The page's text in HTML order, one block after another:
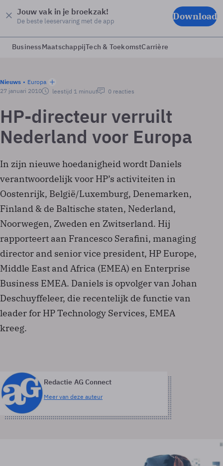
Jouw vak in je broekzak!
De beste leeservaring met de app Download
BusinessMaatschappijTech & ToekomstCarrière
Nieuws
Europa
27 januari 2010
leestijd 1 minuut 0 reacties
HP-directeur verruilt
Nederland voor Europa
In zijn nieuwe hoedanigheid wordt Daniels
verantwoordelijk voor HP’s activiteiten in
Oostenrijk, België/Luxemburg, Denemarken,
Finland & de Baltische staten, Nederland,
Noorwegen, Zweden en Zwitserland. Hij
rapporteert aan Francesco Serafini, managing
director and senior vice president, HP Europe,
Middle East and Africa (EMEA) en Enterprise
Business EMEA. Daniels is opvolger van Johan
Deschuyffeleer, die recentelijk de functie van
leader for HP Technology Services, EMEA
kreeg.
Redactie AG Connect
Meer van deze auteur